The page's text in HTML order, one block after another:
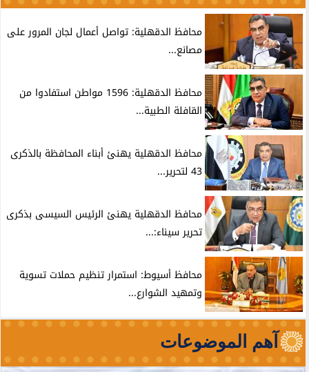
محافظ الدقهلية: تواصل أعمال لجان المرور على
مصانع...
محافظ الدقهلية: 1596 مواطن استفادوا من
القافلة الطبية...
محافظ الدقهلية يهنئ أبناء المحافظة بالذكرى
43 لتحرير...
محافظ الدقهلية يهنئ الرئيس السيسى بذكرى
تحرير سيناء:...
محافظ أسيوط: استمرار تنظيم حملات تسوية
وتمهيد الشوارع...
آهم الموضوعات